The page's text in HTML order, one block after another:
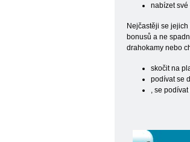
nabízet své
Nejčastěji se
bonusů a ne
drahokamy nebo
skočit na
podívat se
, se